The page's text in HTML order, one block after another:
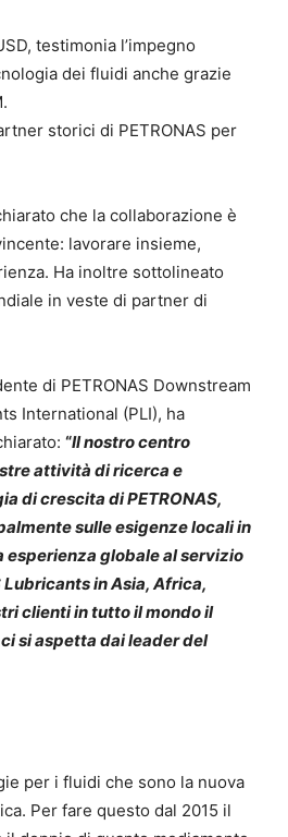
testimonia l’impegno
dei fluidi anche grazie
storici di PETRONAS per
che la collaborazione è
lavorare insieme,
Ha inoltre sottolineato
in veste di partner di
di PETRONAS Downstream
International (PLI), ha
“Il nostro centro
attività di ricerca e
di crescita di PETRONAS,
sulle esigenze locali in
esperienza globale al servizio
in Asia, Africa,
clienti in tutto il mondo il
si aspetta dai leader del
per i fluidi che sono la nuova
Per fare questo dal 2015 il